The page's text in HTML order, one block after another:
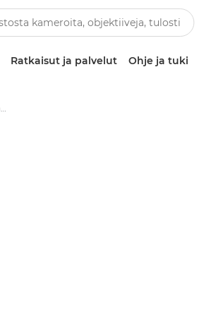
Ratkaisut ja palvelut Ohje ja tuki
Striimausratkaisut virtuaalisiin luokkahuoneisiin